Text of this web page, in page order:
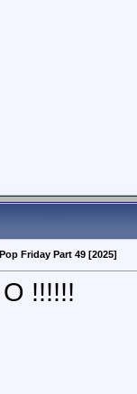
Friday Part 49 [2025]
!!!!!!